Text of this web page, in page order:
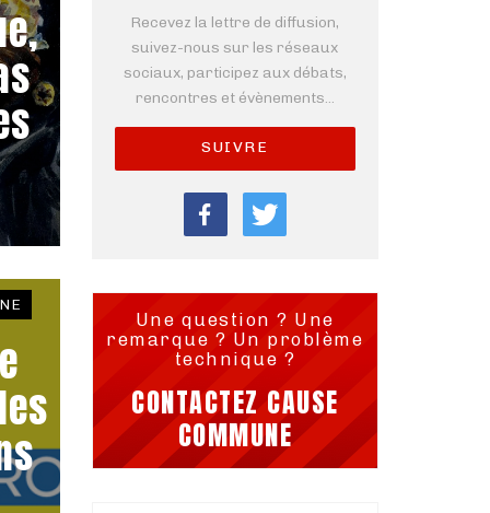
Recevez la lettre de diffusion,
suivez-nous sur les réseaux
sociaux, participez aux débats,
rencontres et évènements...
SUIVRE
Une question ? Une
remarque ? Un problème
technique ?
CONTACTEZ CAUSE
COMMUNE